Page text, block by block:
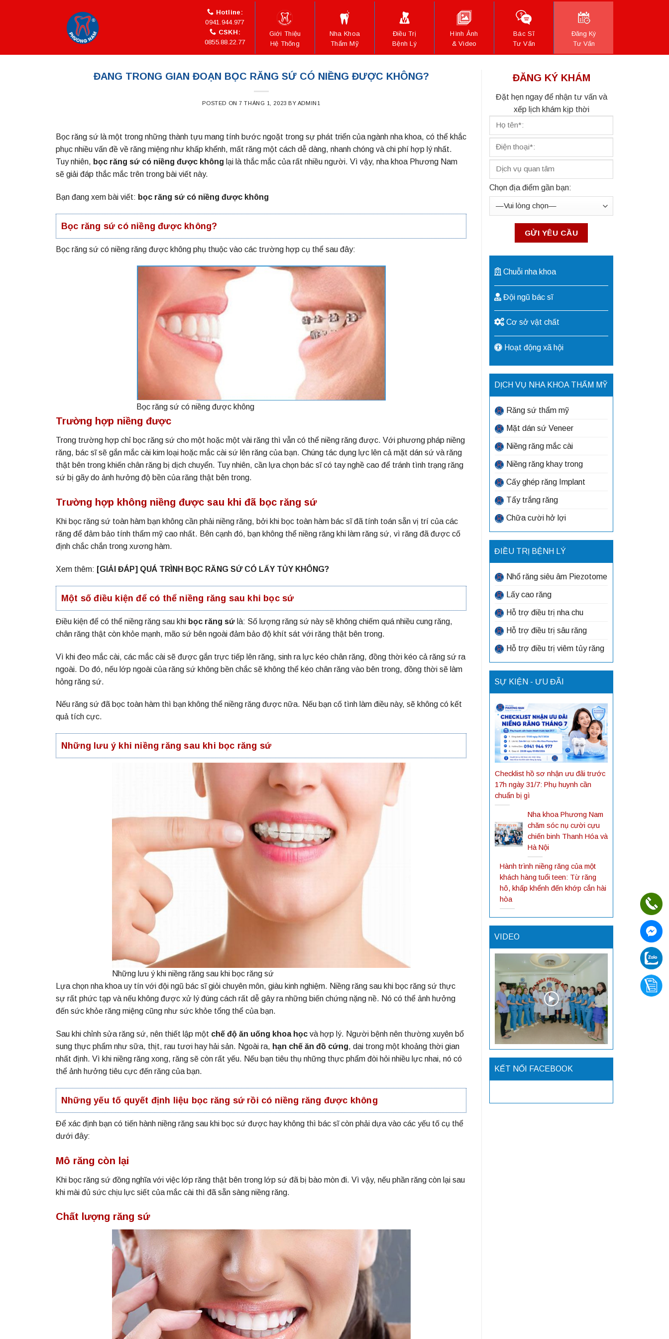
Hotline:
0941.944.977
CSKH:
0855.88.22.77
Giới Thiệu
Hệ Thống
Nha Khoa
Thẩm Mỹ
Điều Trị
Bệnh Lý
Hình Ảnh
& Video
Bác Sĩ
Tư Vấn
Đăng Ký
Tư Vấn
ĐANG TRONG GIAN ĐOẠN BỌC RĂNG SỨ CÓ NIỀNG ĐƯỢC KHÔNG?
POSTED ON7 THÁNG 1, 2023 BY ADMIN1
Bọc răng sứ là một trong những thành tựu mang tính bước ngoặt trong sự phát triển của ngành nha khoa, có thể khắc
phục nhiều vấn đề về răng miệng như khấp khểnh, mất răng một cách dễ dàng, nhanh chóng và chi phí hợp lý nhất.
Tuy nhiên, bọc răng sứ có niềng được không lại là thắc mắc của rất nhiều người. Vì vậy, nha khoa Phương Nam
sẽ giải đáp thắc mắc trên trong bài viết này.
Bạn đang xem bài viết: bọc răng sứ có niềng được không
Bọc răng sứ có niềng được không?
Bọc răng sứ có niềng răng được không phụ thuộc vào các trường hợp cụ thể sau đây:
Bọc răng sứ có niềng được không
Trường hợp niềng được
Trong trường hợp chỉ bọc răng sứ cho một hoặc một vài răng thì vẫn có thể niềng răng được. Với phương pháp niềng
răng, bác sĩ sẽ gắn mắc cài kim loại hoặc mắc cài sứ lên răng của bạn. Chúng tác dụng lực lên cả mặt dán sứ và răng
thật bên trong khiến chân răng bị dịch chuyển. Tuy nhiên, cần lựa chọn bác sĩ có tay nghề cao để tránh tình trạng răng
sứ bị gãy do ảnh hưởng độ bền của răng thật bên trong.
Trường hợp không niềng được sau khi đã bọc răng sứ
Khi bọc răng sứ toàn hàm bạn không cần phải niềng răng, bởi khi bọc toàn hàm bác sĩ đã tính toán sẵn vị trí của các
răng để đảm bảo tính thẩm mỹ cao nhất. Bên cạnh đó, bạn không thể niềng răng khi làm răng sứ, vì răng đã được cố
định chắc chắn trong xương hàm.
Xem thêm: [GIẢI ĐÁP] QUÁ TRÌNH BỌC RĂNG SỨ CÓ LẤY TỦY KHÔNG?
Một số điều kiện để có thể niềng răng sau khi bọc sứ
Điều kiện để có thể niềng răng sau khi bọc răng sứ là: Số lượng răng sứ này sẽ không chiếm quá nhiều cung răng,
chân răng thật còn khỏe mạnh, mão sứ bên ngoài đảm bảo độ khít sát với răng thật bên trong.
Vì khi đeo mắc cài, các mắc cài sẽ được gắn trực tiếp lên răng, sinh ra lực kéo chân răng, đồng thời kéo cả răng sứ ra
ngoài. Do đó, nếu lớp ngoài của răng sứ không bền chắc sẽ không thể kéo chân răng vào bên trong, đồng thời sẽ làm
hỏng răng sứ.
Nếu răng sứ đã bọc toàn hàm thì bạn không thể niềng răng được nữa. Nếu bạn cố tình làm điều này, sẽ không có kết
quả tích cực.
Những lưu ý khi niềng răng sau khi bọc răng sứ
Những lưu ý khi niềng răng sau khi bọc răng sứ
Lựa chọn nha khoa uy tín với đội ngũ bác sĩ giỏi chuyên môn, giàu kinh nghiệm. Niềng răng sau khi bọc răng sứ thực
sự rất phức tạp và nếu không được xử lý đúng cách rất dễ gây ra những biến chứng nặng nề. Nó có thể ảnh hưởng
đến sức khỏe răng miệng cũng như sức khỏe tổng thể của bạn.
Sau khi chỉnh sửa răng sứ, nên thiết lập một chế độ ăn uống khoa học và hợp lý. Người bệnh nên thường xuyên bổ
sung thực phẩm như sữa, thịt, rau tươi hay hải sản. Ngoài ra, hạn chế ăn đồ cứng, dai trong một khoảng thời gian
nhất định. Vì khi niềng răng xong, răng sẽ còn rất yếu. Nếu bạn tiêu thụ những thực phẩm đòi hỏi nhiều lực nhai, nó có
thể ảnh hưởng tiêu cực đến răng của bạn.
Những yếu tố quyết định liệu bọc răng sứ rồi có niềng răng được không
Để xác định bạn có tiến hành niềng răng sau khi bọc sứ được hay không thì bác sĩ còn phải dựa vào các yếu tố cụ thể
dưới đây:
Mô răng còn lại
Khi bọc răng sứ đồng nghĩa với việc lớp răng thật bên trong lớp sứ đã bị bào mòn đi. Vì vậy, nếu phần răng còn lại sau
khi mài đủ sức chịu lực siết của mắc cài thì đã sẵn sàng niềng răng.
Chất lượng răng sứ
ĐĂNG KÝ KHÁM
Đặt hẹn ngay để nhận tư vấn và
xếp lịch khám kịp thời
Chọn địa điểm gần bạn:
Chuỗi nha khoa
Đội ngũ bác sĩ
Cơ sở vật chất
Hoạt động xã hội
DỊCH VỤ NHA KHOA THẨM MỸ
Răng sứ thẩm mỹ
Mặt dán sứ Veneer
Niềng răng mắc cài
Niềng răng khay trong
Cấy ghép răng Implant
Tẩy trắng răng
Chữa cười hở lợi
ĐIỀU TRỊ BỆNH LÝ
Nhổ răng siêu âm Piezotome
Lấy cao răng
Hỗ trợ điều trị nha chu
Hỗ trợ điều trị sâu răng
Hỗ trợ điều trị viêm tủy răng
SỰ KIỆN - ƯU ĐÃI
Checklist hồ sơ nhận ưu đãi trước
17h ngày 31/7: Phụ huynh cần
chuẩn bị gì
Nha khoa Phương Nam
chăm sóc nụ cười cựu
chiến binh Thanh Hóa và
Hà Nội
Hành trình niềng răng của một
khách hàng tuổi teen: Từ răng
hô, khấp khểnh đến khớp cắn hài
hòa
VIDEO
KẾT NỐI FACEBOOK